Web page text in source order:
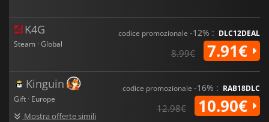
K4G
Steam · Global
codice promozionale -12% : DLC12DEAL
8.99€ 7.91€
Kinguin
Gift · Europe
Mostra offerte simili
codice promozionale -16% : RAB18DLC
12.98€ 10.90€